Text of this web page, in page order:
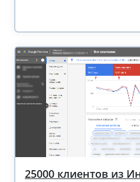
25000 клиентов из